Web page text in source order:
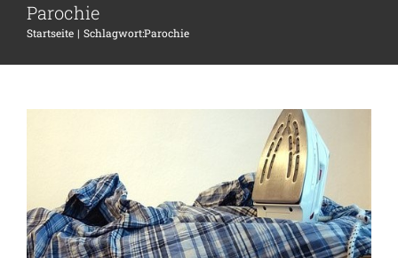
Parochie
Startseite Schlagwort:Parochie
Bügelgedanken: Mehr als heiße Luft